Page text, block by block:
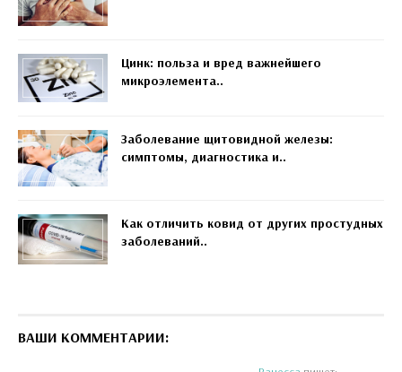
Цинк: польза и вред важнейшего
микроэлемента..
Заболевание щитовидной железы:
симптомы, диагностика и..
Как отличить ковид от других простудных
заболеваний..
ВАШИ КОММЕНТАРИИ: